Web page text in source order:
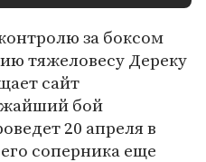
за боксом
тяжеловесу Дереку
сайт
бой
20 апреля в
соперника еще